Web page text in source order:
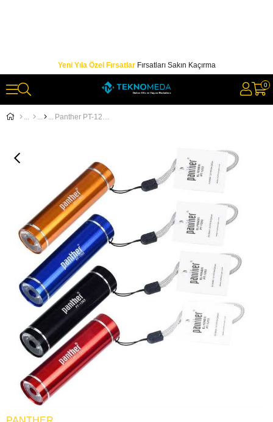
Yeni Yıla Özel FırsatlarFırsatları Sakın Kaçırma
0
Panther PT-1203 1W LEDLİ El Feneri